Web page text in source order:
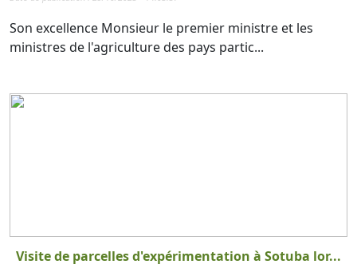
Son excellence Monsieur le premier ministre et les
ministres de l'agriculture des pays partic...
Visite de parcelles d'expérimentation à Sotuba lor...